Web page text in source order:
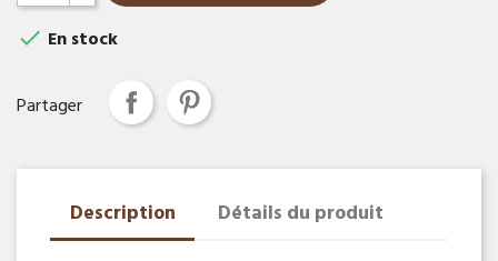
 En stock
Partager
Description
Détails du produit